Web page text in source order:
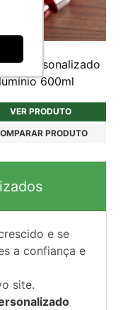
personalizado
600ml
VER PRODUTO
PRODUTO
e se
a confiança e
site.